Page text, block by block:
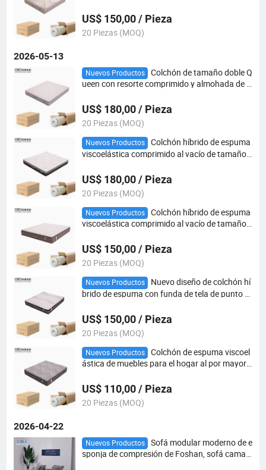
US$ 150,00 / Pieza
20 Piezas (MOQ)
2026-05-13
Nuevos Productos
Colchón de tamaño doble Q
ueen con resorte comprimido y almohada de e
íbrido para hoteles, escuelas y apartamentos
US$ 180,00 / Pieza
20 Piezas (MOQ)
Nuevos Productos
Colchón híbrido de espuma
viscoelástica comprimido al vacío de tamaño
US$ 180,00 / Pieza
20 Piezas (MOQ)
Nuevos Productos
Colchón híbrido de espuma
viscoelástica comprimido al vacío de tamaño
gar
US$ 150,00 / Pieza
20 Piezas (MOQ)
Nuevos Productos
Nuevo diseño de colchón hí
brido de espuma con funda de tela de punto re
de espalda para hoteles
US$ 150,00 / Pieza
20 Piezas (MOQ)
Nuevos Productos
Colchón de espuma viscoel
ástica de muebles para el hogar al por mayor,
US$ 110,00 / Pieza
20 Piezas (MOQ)
2026-04-22
Nuevos Productos
Sofá modular moderno de e
sponja de compresión de Foshan, sofá cama c